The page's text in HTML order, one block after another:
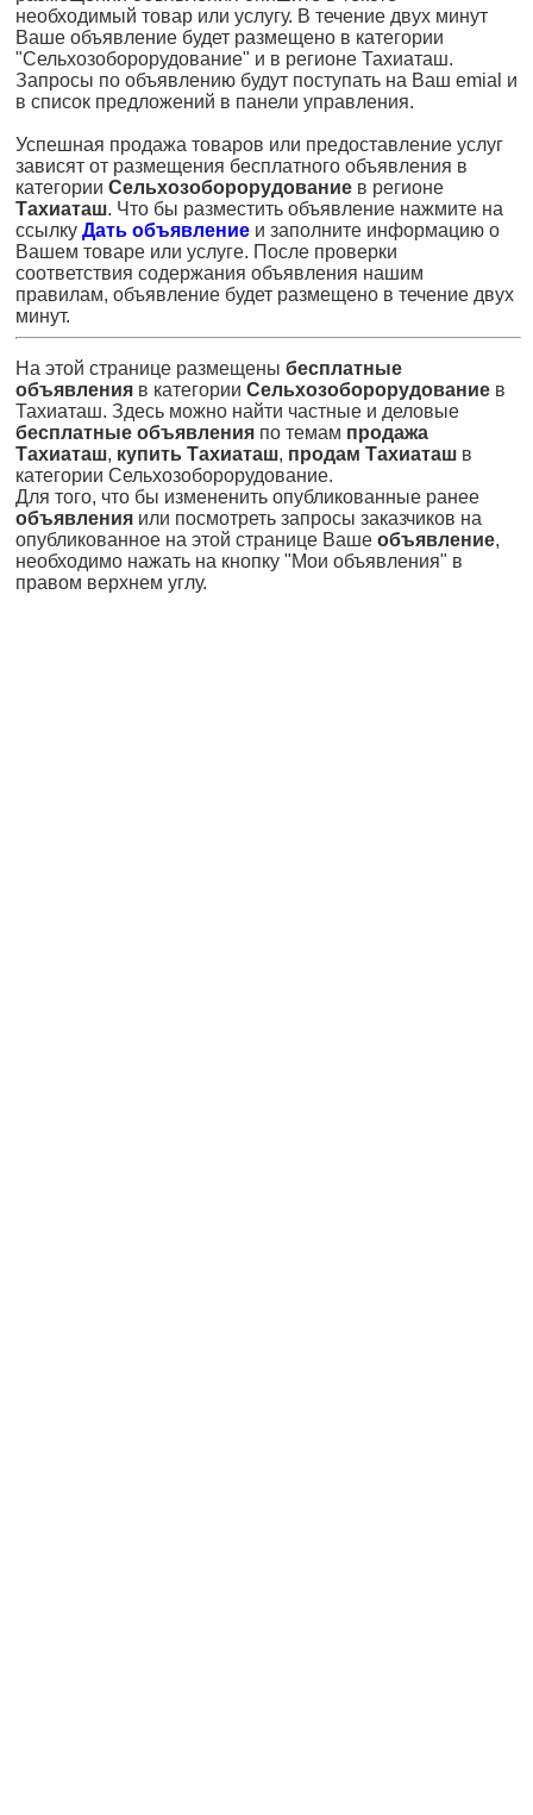
необходимый товар или услугу. В течение двух минут
Ваше объявление будет размещено в категории
"Сельхозоборорудование" и в регионе Тахиаташ.
Запросы по объявлению будут поступать на Ваш emial и
в список предложений в панели управления.
Успешная продажа товаров или предоставление услуг
зависят от размещения бесплатного объявления в
категории Сельхозоборорудование в регионе
Тахиаташ. Что бы разместить объявление нажмите на
ссылку Дать объявление и заполните информацию о
Вашем товаре или услуге. После проверки
соответствия содержания объявления нашим
правилам, объявление будет размещено в течение двух
минут.
На этой странице размещены бесплатные
объявления в категории Сельхозоборорудование в
Тахиаташ. Здесь можно найти частные и деловые
бесплатные объявления по темам продажа
Тахиаташ, купить Тахиаташ, продам Тахиаташ в
категории Сельхозоборорудование.
Для того, что бы измененить опубликованные ранее
объявления или посмотреть запросы заказчиков на
опубликованное на этой странице Ваше объявление,
необходимо нажать на кнопку "Мои объявления" в
правом верхнем углу.